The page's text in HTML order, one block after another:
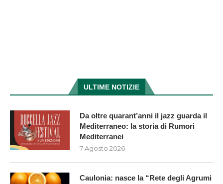
ULTIME NOTIZIE
Da oltre quarant’anni il jazz guarda il
Mediterraneo: la storia di Rumori
Mediterranei
7 Agosto 2026
Caulonia: nasce la “Rete degli Agrumi